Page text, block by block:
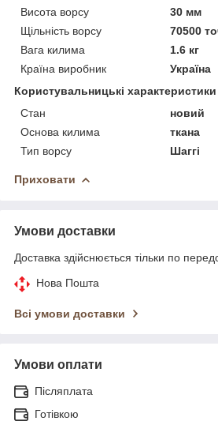
Висота ворсу
30 мм
Щільність ворсу
70500
Вага килима
1.6 кг
Країна виробник
Україна
Користувальницькі характеристики
Стан
новий
Основа килима
ткана
Тип ворсу
Шаггі
Приховати
Умови доставки
Доставка здійснюється тільки по
Нова Пошта
Всі умови доставки
Умови оплати
Післяплата
Готівкою